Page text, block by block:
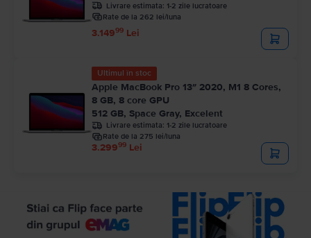
Livrare estimata: 1-2 zile lucratoare
Rate de la 262 lei/luna
3.14999 Lei
Ultimul în stoc
Apple MacBook Pro 13″ 2020, M1 8 Cores,
8 GB, 8 core GPU
512 GB, Space Gray, Excelent
Livrare estimata: 1-2 zile lucratoare
Rate de la 275 lei/luna
3.29999 Lei